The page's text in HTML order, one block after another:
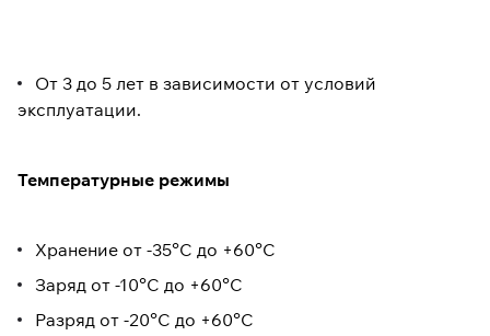
От 3 до 5 лет в зависимости от условий
эксплуатации.
Температурные режимы
Хранение от -35°С до +60°С
Заряд от -10°С до +60°С
Разряд от -20°С до +60°С